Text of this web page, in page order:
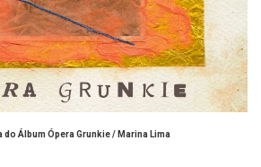
do Álbum Ópera Grunkie / Marina Lima